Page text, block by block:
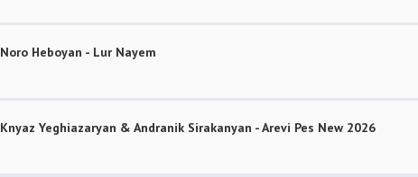
Noro Heboyan - Lur Nayem
Knyaz Yeghiazaryan & Andranik Sirakanyan - Arevi Pes New 2026